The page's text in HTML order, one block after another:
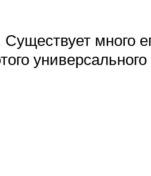
много
универсального